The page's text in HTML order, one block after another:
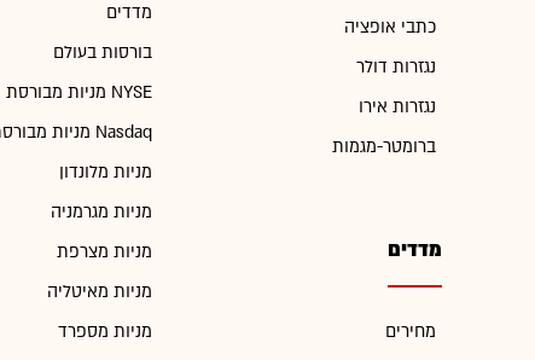
כתבי אופציה
נגזרות דולר
נגזרות אירו
ברומטר-מגמות
מדדים
מחירים
מדדים
בורסות בעולם
מניות מבורסת NYSE
מניות מבורסת Nasdaq
מניות מלונדון
מניות מגרמניה
מניות מצרפת
מניות מאיטליה
מניות מספרד